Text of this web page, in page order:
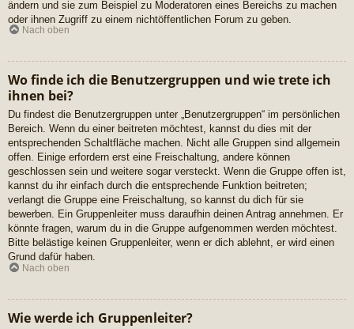
ändern und sie zum Beispiel zu Moderatoren eines Bereichs zu machen
oder ihnen Zugriff zu einem nichtöffentlichen Forum zu geben.
Nach oben
Wo finde ich die Benutzergruppen und wie trete ich
ihnen bei?
Du findest die Benutzergruppen unter „Benutzergruppen“ im persönlichen
Bereich. Wenn du einer beitreten möchtest, kannst du dies mit der
entsprechenden Schaltfläche machen. Nicht alle Gruppen sind allgemein
offen. Einige erfordern erst eine Freischaltung, andere können
geschlossen sein und weitere sogar versteckt. Wenn die Gruppe offen ist,
kannst du ihr einfach durch die entsprechende Funktion beitreten;
verlangt die Gruppe eine Freischaltung, so kannst du dich für sie
bewerben. Ein Gruppenleiter muss daraufhin deinen Antrag annehmen. Er
könnte fragen, warum du in die Gruppe aufgenommen werden möchtest.
Bitte belästige keinen Gruppenleiter, wenn er dich ablehnt, er wird einen
Grund dafür haben.
Nach oben
Wie werde ich Gruppenleiter?